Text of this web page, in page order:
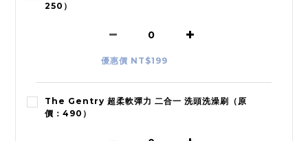
250）
優惠價 NT$199
The Gentry 超柔軟彈力 二合一 洗頭洗澡刷（原
價：490）